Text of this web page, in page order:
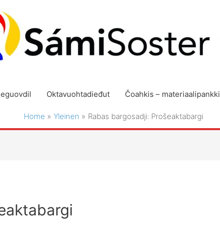
Oktavuohtadieđut Čoahkis – materiaalipankki
Home Yleinen Rabas bargosadji: Prošeaktabargi